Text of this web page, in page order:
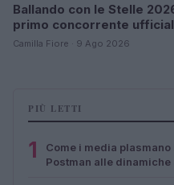
Ballando con le Stelle
primo concorrente
Camilla Fiore · 9 Ago 2026
PIÙ LETTI
1
Come i media
Postman alle dinamiche